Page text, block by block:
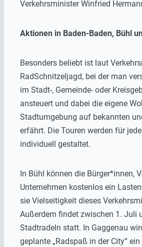
Verkehrsminister Winfried
Aktionen in Baden-Baden, Bühl
Besonders beliebt ist laut
RadSchnitzeljagd, bei der man
im Stadt-, Gemeinde- oder
ansteuert und dabei die eigene
Stadtumgebung auf bekannten
erfährt. Die Touren werden für
individuell gestaltet.
In Bühl können die Bürger*innen,
Unternehmen kostenlos ein
sie Vielseitigkeit dieses
Außerdem findet zwischen 1. Juli
Stadtradeln statt. In Gaggenau
geplante „Radspaß in der City“